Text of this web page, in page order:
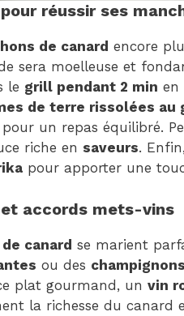
réussir ses
de canard encore
sera moelleuse et
le grill pendant 2 min en
de terre rissolées au
pour un repas équilibré.
riche en saveurs. Enfin,
pour apporter une
accords mets-vins
canard se marient
ou des
plat gourmand, un vin
la richesse du canard